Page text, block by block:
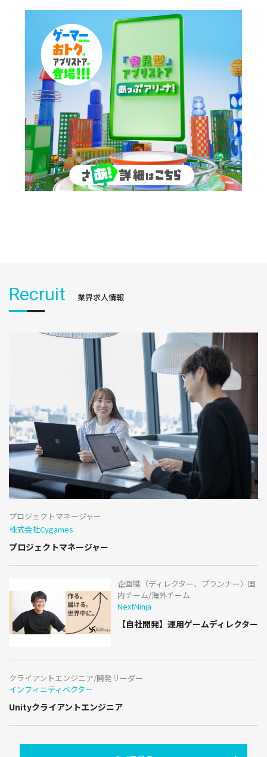
Recruit 業界求人情報
プロジェクトマネージャー
株式会社Cygames
プロジェクトマネージャー
企画職（ディレクター、プランナー）国
内チーム/海外チーム
NextNinja
【自社開発】運用ゲームディレクター
クライアントエンジニア/開発リーダー
インフィニティベクター
Unityクライアントエンジニア